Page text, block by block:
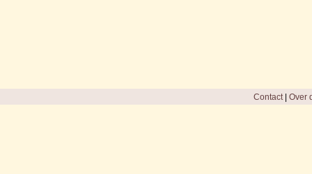
Contact| Over